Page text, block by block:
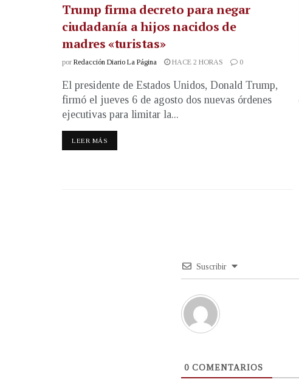
Trump firma decreto para negar
ciudadanía a hijos nacidos de
madres «turistas»
por Redacción Diario La Página HACE 2 HORAS 0
El presidente de Estados Unidos, Donald Trump,
firmó el jueves 6 de agosto dos nuevas órdenes
ejecutivas para limitar la...
LEER MÁS
Suscribir
0 COMENTARIOS